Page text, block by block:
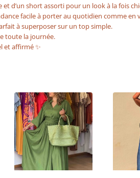
d’un short assorti pour un look à la fois
facile à porter au quotidien comme en
à superposer sur un top simple.
toute la journée.
et affirmé ✨